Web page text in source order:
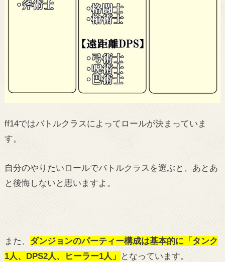
ff14ではバトルクラスによってロールが決まっていま
す。
自分のやりたいロールでバトルクラスを選ぶと、あとあ
と後悔しないと思いますよ。
また、 ダンジョンのパーティー構成は基本的に「タンク
1人、DPS2人、ヒーラー1人」 となっています。